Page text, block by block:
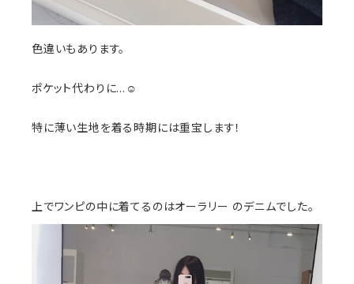
色違いもあります。
ポケット代わりに…☺️
特に薄い生地を着る時期には重宝します！
上でワンピの中に着てるのはオーラリー のデニムでした。